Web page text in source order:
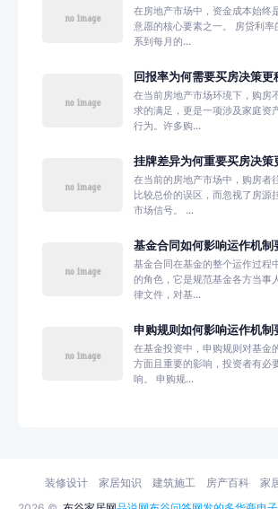
在房地产市场中，资金成本始终
意愿的核心要素之一。 房贷利
系到每月的...
回报率为何需要买房决策更
在当前房地产市场环境下，购房
求的满足，更是一项涉及家庭资
行为。许多购...
挂牌差异为何重要买房决策
在当前的房地产市场中，购房者
比较总价的误区，而忽视了房源
市场信号。 ...
基金合同如何影响运作机制
基金合同在基金的整个运作过程
的角色，它是规范基金各方当事
律文件，对基...
申购规则如何影响运作机制
在基金投资中，申购规则对基金
方面且重要的影响，投资者有必
响。 申购规...
装修设计 家居知识 建筑施工 房产百科 家